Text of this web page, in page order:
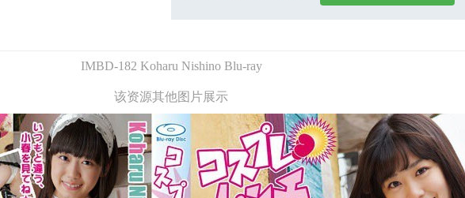
IMBD-182 Koharu Nishino Blu-ray
该资源其他图片展示